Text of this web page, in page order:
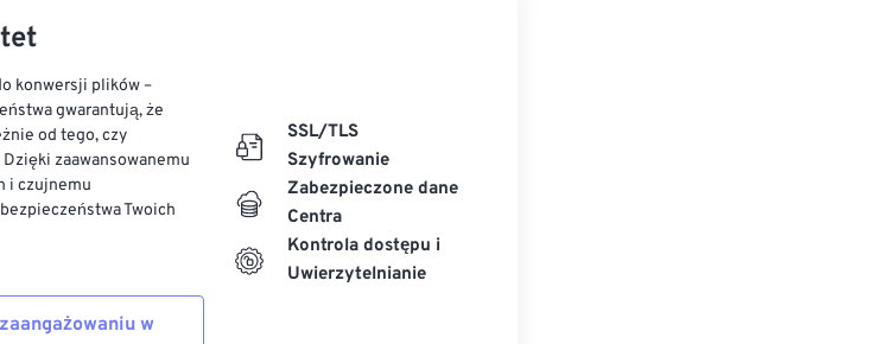
konwersji plików –
gwarantują, że
od tego, czy
zaawansowanemu
i czujnemu
Twoich
w
SSL/TLS
Szyfrowanie
Zabezpieczone dane
Centra
Kontrola dostępu i
Uwierzytelnianie